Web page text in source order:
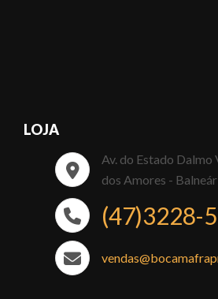
LOJA
Av. do Estado Dalmo
dos Amores -
(47)3228-